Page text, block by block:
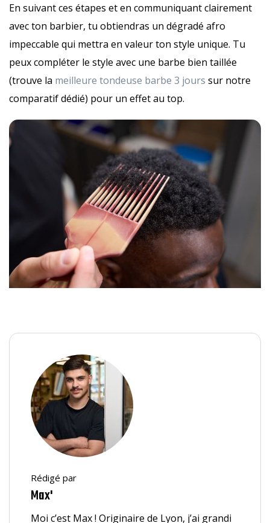
En suivant ces étapes et en communiquant clairement
avec ton barbier, tu obtiendras un dégradé afro
impeccable qui mettra en valeur ton style unique. Tu
peux compléter le style avec une barbe bien taillée
(trouve la meilleure tondeuse barbe 3 jours sur notre
comparatif dédié) pour un effet au top.
Rédigé par
Max'
Moi c’est Max ! Originaire de Lyon, j’ai grandi